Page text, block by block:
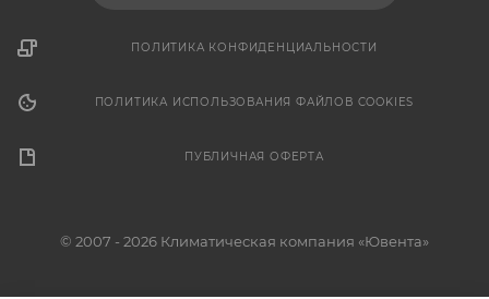
ПОЛИТИКА КОНФИДЕНЦИАЛЬНОСТИ
ПОЛИТИКА ИСПОЛЬЗОВАНИЯ ФАЙЛОВ COOKIES
ПУБЛИЧНАЯ ОФЕРТА
© 2007 - 2026 Климатическая компания «Ювента»